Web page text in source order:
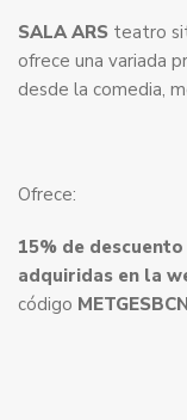
SALA ARS teatro
ofrece una variada
desde la comedia,
Ofrece:
15% de
adquiridas en la
código